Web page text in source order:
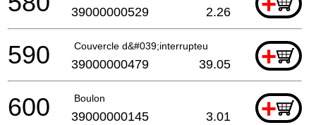
39000000529 2.26
Couvercle d&#039;interrupteu +
590 39000000479 39.05
Boulon +
600 39000000145 3.01